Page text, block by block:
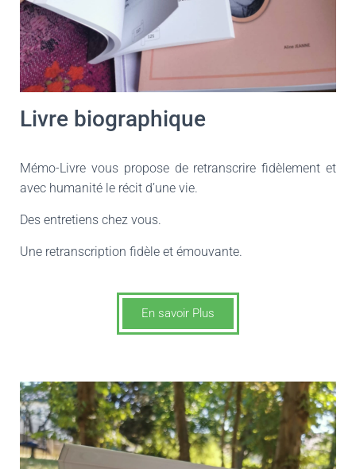
Livre biographique
Mémo-Livre vous propose de retranscrire fidèlement et
avec humanité le récit d’une vie.
Des entretiens chez vous.
Une retranscription fidèle et émouvante.
En savoir Plus